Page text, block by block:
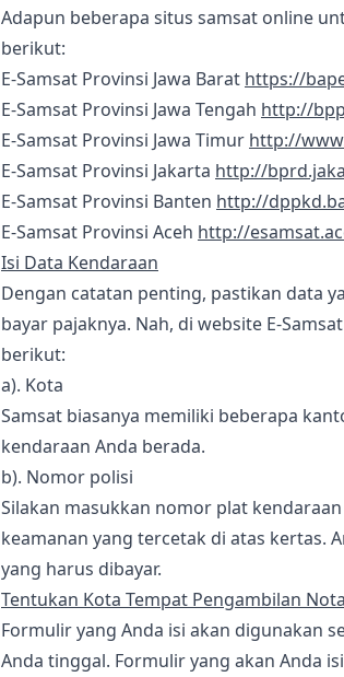
Adapun beberapa situs samsat online
berikut:
E-Samsat Provinsi Jawa Barat https://
E-Samsat Provinsi Jawa Tengah http://
E-Samsat Provinsi Jawa Timur http://
E-Samsat Provinsi Jakarta http://
E-Samsat Provinsi Banten http://
E-Samsat Provinsi Aceh http://
Isi Data Kendaraan
Dengan catatan penting, pastikan data
bayar pajaknya. Nah, di website E-
berikut:
a). Kota
Samsat biasanya memiliki beberapa
kendaraan Anda berada.
b). Nomor polisi
Silakan masukkan nomor plat
keamanan yang tercetak di atas kertas.
yang harus dibayar.
Tentukan Kota Tempat Pengambilan
Formulir yang Anda isi akan digunakan
Anda tinggal. Formulir yang akan Anda